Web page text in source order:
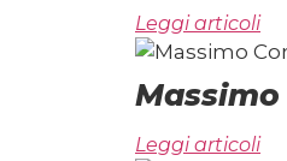
Leggi articoli
Leggi articoli